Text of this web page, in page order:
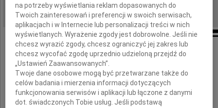
DATA EMISJI: 16.02.2024
Szanownej Pani
prof. dr hab. inż.
na potrzeby wyświetlania reklam dopasowanych do
Twoich zainteresowań i preferencji w swoich serwisach,
aplikacjach i w Internecie lub personalizacji treści w nich
wyświetlanych. Wyrażenie zgody jest dobrowolne. Jeśli nie
chcesz wyrazić zgody, chcesz ograniczyć jej zakres lub
chcesz wycofać zgodę uprzednio udzieloną przejdź do
„Ustawień Zaawansowanych”.
Twoje dane osobowe mogą być przetwarzane także do
celów badania i mierzenia informacji dotyczących
funkcjonowania serwisów i aplikacji lub łączone z danymi
dot. świadczonych Tobie usług. Jeśli podstawą